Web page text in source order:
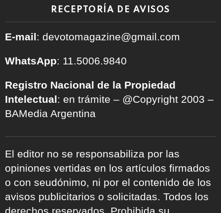
RECEPTORÍA DE AVISOS
E-mail: devotomagazine@gmail.com
WhatsApp: 11.5006.9840
Registro Nacional de la Propiedad
Intelectual: en trámite – @Copyright 2003 –
BAMedia Argentina
El editor no se responsabiliza por las
opiniones vertidas en los artículos firmados
o con seudónimo, ni por el contenido de los
avisos publicitarios o solicitadas. Todos los
derechos reservados. Prohibida su